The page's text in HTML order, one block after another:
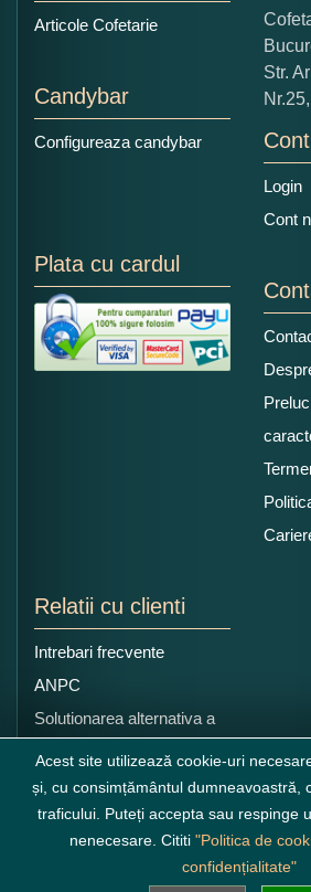
Copiati alaturi numarul din
Articole Cofetarie
Candybar
Configureaza candybar
Str.
Login
Cont
Plata cu cardul
Relatii cu clienti
Intrebari frecvente
ANPC
Solutionarea alternativa a
litigiilor
Acest site utilizează cookie-uri
și, cu consimțământul dumneavoastră,
traficului. Puteți accepta sau respinge
nenecesare. Cititi "Politica de
confidențialitate"